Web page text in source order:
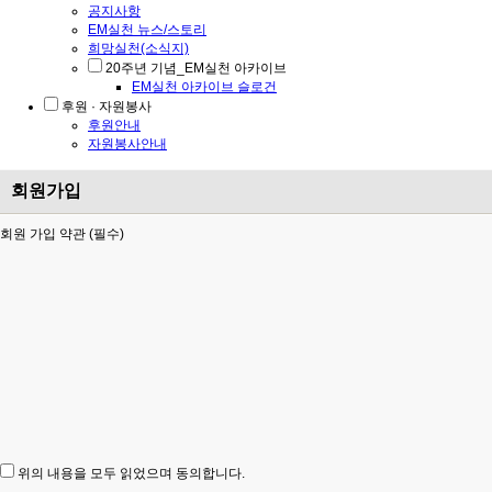
공지사항
EM실천 뉴스/스토리
희망실천(소식지)
20주년 기념_EM실천 아카이브
EM실천 아카이브 슬로건
후원 · 자원봉사
후원안내
자원봉사안내
회원가입
회원 가입 약관 (필수)
위의 내용을 모두 읽었으며 동의합니다.